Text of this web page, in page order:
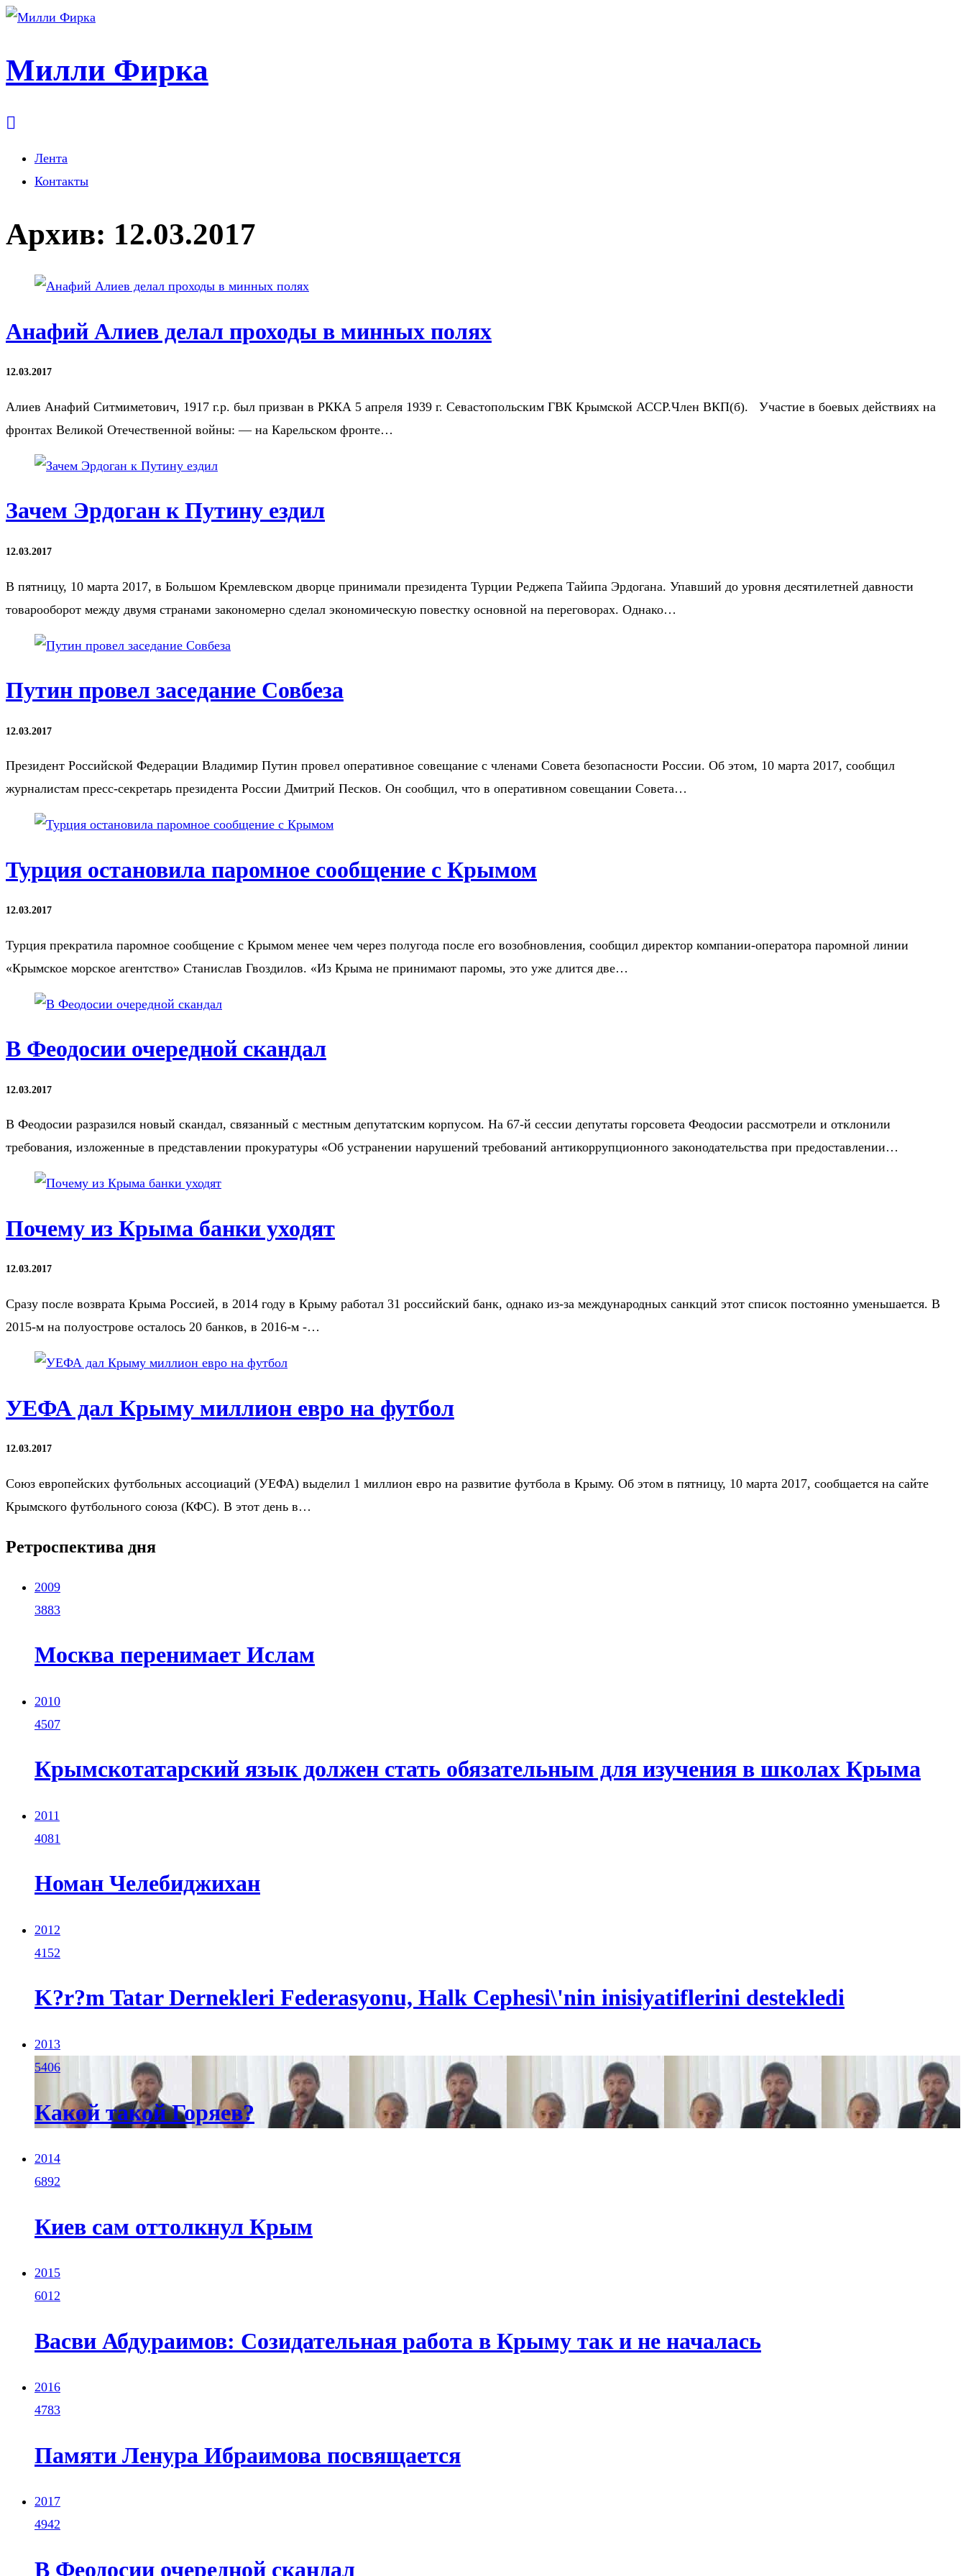
Милли Фирка
Лента
Контакты
Архив: 12.03.2017
Анафий Алиев делал проходы в минных полях
12.03.2017
Алиев Анафий Ситмиметович, 1917 г.р. был призван в РККА 5 апреля 1939 г. Севастопольским ГВК Крымской АССР.Член ВКП(б). Участие в боевых действиях на
фронтах Великой Отечественной войны: — на Карельском фронте…
Зачем Эрдоган к Путину ездил
12.03.2017
В пятницу, 10 марта 2017, в Большом Кремлевском дворце принимали президента Турции Реджепа Тайипа Эрдогана. Упавший до уровня десятилетней давности
товарооборот между двумя странами закономерно сделал экономическую повестку основной на переговорах. Однако…
Путин провел заседание Совбеза
12.03.2017
Президент Российской Федерации Владимир Путин провел оперативное совещание с членами Совета безопасности России. Об этом, 10 марта 2017, сообщил
журналистам пресс-секретарь президента России Дмитрий Песков. Он сообщил, что в оперативном совещании Совета…
Турция остановила паромное сообщение с Крымом
12.03.2017
Турция прекратила паромное сообщение с Крымом менее чем через полугода после его возобновления, сообщил директор компании-оператора паромной линии
«Крымское морское агентство» Станислав Гвоздилов. «Из Крыма не принимают паромы, это уже длится две…
В Феодосии очередной скандал
12.03.2017
В Феодосии разразился новый скандал, связанный с местным депутатским корпусом. На 67-й сессии депутаты горсовета Феодосии рассмотрели и отклонили
требования, изложенные в представлении прокуратуры «Об устранении нарушений требований антикоррупционного законодательства при предоставлении…
Почему из Крыма банки уходят
12.03.2017
Cразу после возврата Крыма Россией, в 2014 году в Крыму работал 31 российский банк, однако из-за международных санкций этот список постоянно уменьшается. В
2015-м на полуострове осталось 20 банков, в 2016-м -…
УЕФА дал Крыму миллион евро на футбол
12.03.2017
Союз европейских футбольных ассоциаций (УЕФА) выделил 1 миллион евро на развитие футбола в Крыму. Об этом в пятницу, 10 марта 2017, сообщается на сайте
Крымского футбольного союза (КФС). В этот день в…
Ретроспектива дня
2009
3883
Москва перенимает Ислам
2010
4507
Крымскотатарский язык должен стать обязательным для изучения в школах Крыма
2011
4081
Номан Челебиджихан
2012
4152
K?r?m Tatar Dernekleri Federasyonu, Halk Cephesi\'nin inisiyatiflerini destekledi
2013
5406
Какой такой Горяев?
2014
6892
Киев сам оттолкнул Крым
2015
6012
Васви Абдураимов: Созидательная работа в Крыму так и не началась
2016
4783
Памяти Ленура Ибраимова посвящается
2017
4942
В Феодосии очередной скандал